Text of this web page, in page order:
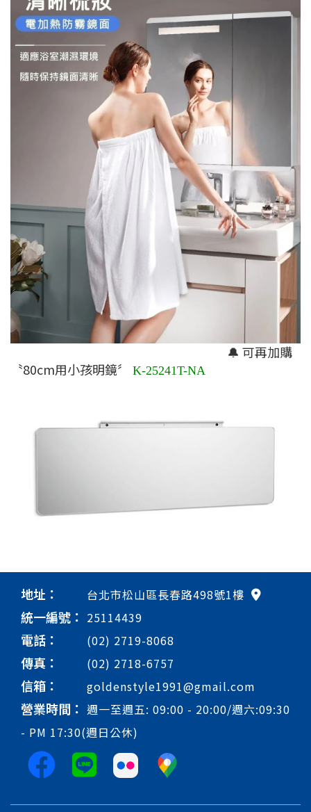
🔔 可再加購
〝80cm用小孩明鏡〞
K-25241T-NA
地址： 台北市松山區長春路498號1樓
統一編號： 25114439
電話： (02) 2719-8068
傳真： (02) 2718-6757
信箱： goldenstyle1991@gmail.com
營業時間： 週一至週五: 09:00 - 20:00/週六:09:30
- PM 17:30(週日公休)